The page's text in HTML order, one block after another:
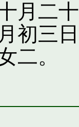
月二
初三
二。